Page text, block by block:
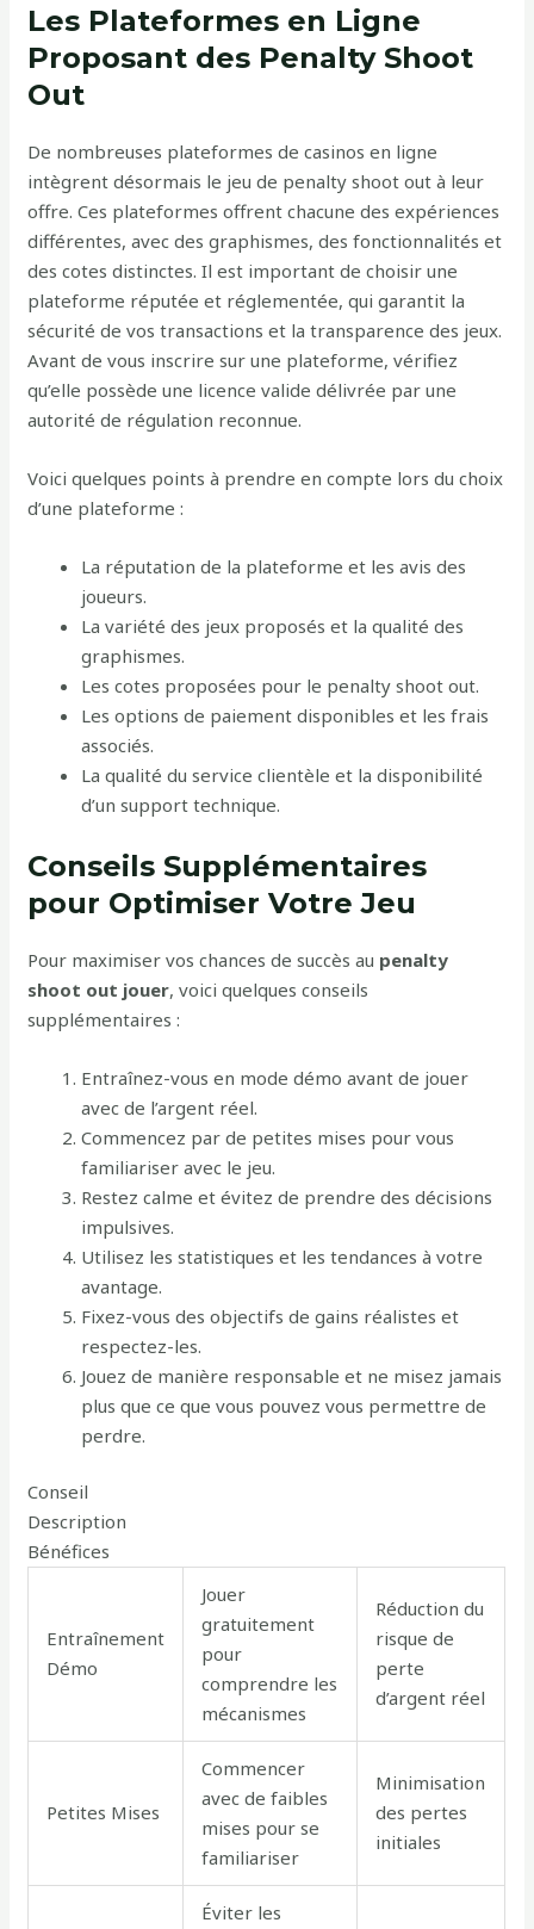
Les Plateformes en Ligne
Proposant des Penalty Shoot
Out
De nombreuses plateformes de casinos en ligne
intègrent désormais le jeu de penalty shoot out à leur
offre. Ces plateformes offrent chacune des expériences
différentes, avec des graphismes, des fonctionnalités et
des cotes distinctes. Il est important de choisir une
plateforme réputée et réglementée, qui garantit la
sécurité de vos transactions et la transparence des jeux.
Avant de vous inscrire sur une plateforme, vérifiez
qu’elle possède une licence valide délivrée par une
autorité de régulation reconnue.
Voici quelques points à prendre en compte lors du choix
d’une plateforme :
La réputation de la plateforme et les avis des
joueurs.
La variété des jeux proposés et la qualité des
graphismes.
Les cotes proposées pour le penalty shoot out.
Les options de paiement disponibles et les frais
associés.
La qualité du service clientèle et la disponibilité
d’un support technique.
Conseils Supplémentaires
pour Optimiser Votre Jeu
Pour maximiser vos chances de succès au penalty
shoot out jouer, voici quelques conseils
supplémentaires :
Entraînez-vous en mode démo avant de jouer
avec de l’argent réel.
Commencez par de petites mises pour vous
familiariser avec le jeu.
Restez calme et évitez de prendre des décisions
impulsives.
Utilisez les statistiques et les tendances à votre
avantage.
Fixez-vous des objectifs de gains réalistes et
respectez-les.
Jouez de manière responsable et ne misez jamais
plus que ce que vous pouvez vous permettre de
perdre.
Conseil
Description
Bénéfices
Entraînement
Démo
Jouer
gratuitement
pour
comprendre les
mécanismes
Réduction du
risque de
perte
d’argent réel
Petites Mises
Commencer
avec de faibles
mises pour se
familiariser
Minimisation
des pertes
initiales
Éviter les